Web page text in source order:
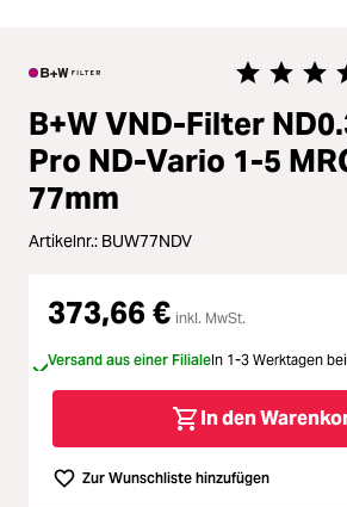
Loading...
Loading...
Licht & Studio
Loading...
Bildbearbeitung
Loading...
Ferngläser
Loading...
Second Hand
Loading...
SALE
Loading...
B+W VND-Filter
Pro ND-Vario 1-5
77mm
Artikelnr.: BUW77NDV
373,66 € inkl. MwSt.
Versand aus einer FilialeIn 1-3 Werktagen
In den
Zur Wunschliste hinzufügen